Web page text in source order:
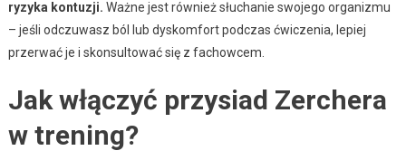
ryzyka kontuzji. Ważne jest również słuchanie swojego organizmu
– jeśli odczuwasz ból lub dyskomfort podczas ćwiczenia, lepiej
przerwać je i skonsultować się z fachowcem.
Jak włączyć przysiad Zerchera
w trening?